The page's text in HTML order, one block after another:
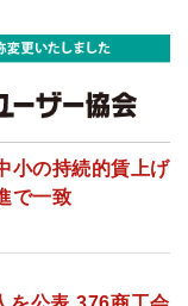
小の持続的賃上げ
で一致